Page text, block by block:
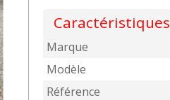
Caractéristiques
Marque
Modèle
Référence